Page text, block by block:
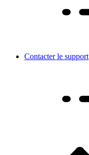
Contacter le support